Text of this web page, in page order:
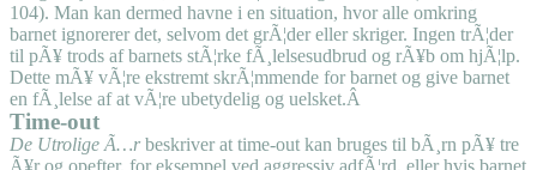
104). Man kan dermed havne i en situation, hvor alle omkring
barnet ignorerer det, selvom det grÃ¦der eller skriger. Ingen trÃ¦der
til pÃ¥ trods af barnets stÃ¦rke fÃ¸lelsesudbrud og rÃ¥b om hjÃ¦lp.
Dette mÃ¥ vÃ¦re ekstremt skrÃ¦mmende for barnet og give barnet
en fÃ¸lelse af at vÃ¦re ubetydelig og uelsket.Â
Time-out
De Utrolige Ã…r beskriver at time-out kan bruges til bÃ¸rn pÃ¥ tre
Ã¥r og opefter, for eksempel ved aggressiv adfÃ¦rd, eller hvis barnet